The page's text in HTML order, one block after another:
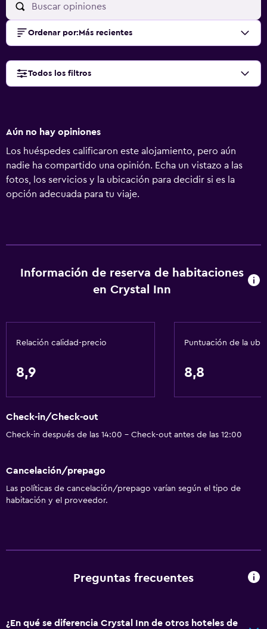
Ordenar por: Más recientes
Todos los filtros
Aún no hay opiniones
Los huéspedes calificaron este alojamiento, pero aún
nadie ha compartido una opinión. Echa un vistazo a las
fotos, los servicios y la ubicación para decidir si es la
opción adecuada para tu viaje.
Información de reserva de habitaciones
en Crystal Inn
Relación calidad-precio
8,9
Puntuación de la
8,8
Check-in/Check-out
Check-in después de las 14:00 - Check-out antes de las 12:00
Cancelación/prepago
Las políticas de cancelación/prepago varían según el tipo de
habitación y el proveedor.
Preguntas frecuentes
¿En qué se diferencia Crystal Inn de otros hoteles de